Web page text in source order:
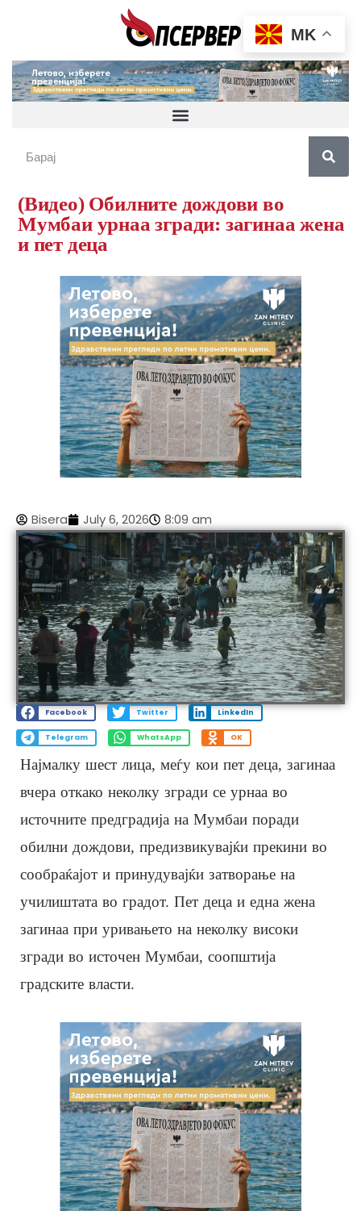
(Видео) Обилните дождови во
Мумбаи урнаа згради: загинаа жена
и пет деца
Bisera July 6, 2026 8:09 am
Facebook Twitter LinkedIn
Telegram WhatsApp OK
Најмалку шест лица, меѓу кои пет деца, загинаа
вчера откако неколку згради се урнаа во
источните предградија на Мумбаи поради
обилни дождови, предизвикувајќи прекини во
сообраќајот и принудувајќи затворање на
училиштата во градот. Пет деца и една жена
загинаа при уривањето на неколку високи
згради во источен Мумбаи, соопштија
градските власти.
MK